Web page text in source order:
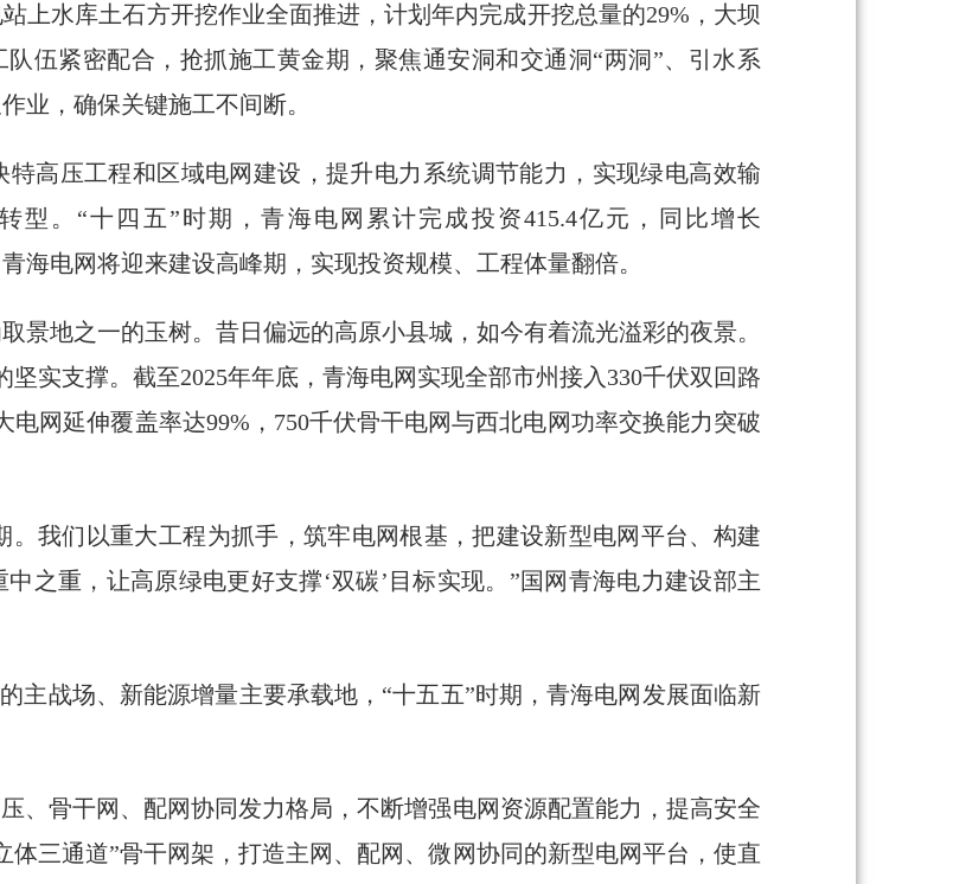
上水库土石方开挖作业全面推进，计划年内完成开挖总量的29%，大坝
伍紧密配合，抢抓施工黄金期，聚焦通安洞和交通洞“两洞”、引水系
业，确保关键施工不间断。
高压工程和区域电网建设，提升电力系统调节能力，实现绿电高效输
型。“十四五”时期，青海电网累计完成投资415.4亿元，同比增长
海电网将迎来建设高峰期，实现投资规模、工程体量翻倍。
景地之一的玉树。昔日偏远的高原小县城，如今有着流光溢彩的夜景。
实支撑。截至2025年年底，青海电网实现全部市州接入330千伏双回路
电网延伸覆盖率达99%，750千伏骨干电网与西北电网功率交换能力突破
。我们以重大工程为抓手，筑牢电网根基，把建设新型电网平台、构建
之重，让高原绿电更好支撑‘双碳’目标实现。”国网青海电力建设部主
主战场、新能源增量主要承载地，“十五五”时期，青海电网发展面临新
、骨干网、配网协同发力格局，不断增强电网资源配置能力，提高安全
三通道”骨干网架，打造主网、配网、微网协同的新型电网平台，使直